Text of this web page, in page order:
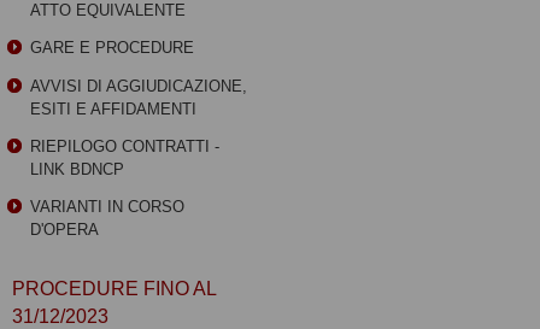
ATTO EQUIVALENTE
GARE E PROCEDURE
AVVISI DI AGGIUDICAZIONE,
ESITI E AFFIDAMENTI
RIEPILOGO CONTRATTI -
LINK BDNCP
VARIANTI IN CORSO
D'OPERA
PROCEDURE FINO AL
31/12/2023